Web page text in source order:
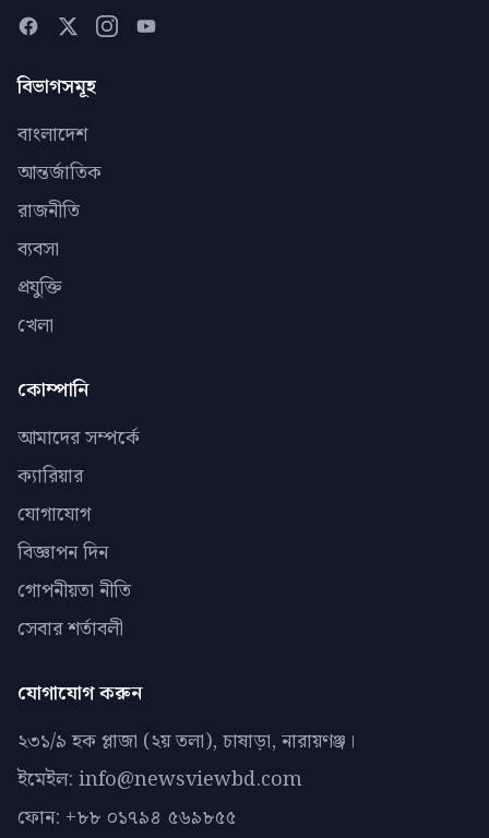
বিভাগসমূহ
বাংলাদেশ
আন্তর্জাতিক
রাজনীতি
ব্যবসা
প্রযুক্তি
খেলা
কোম্পানি
আমাদের সম্পর্কে
ক্যারিয়ার
যোগাযোগ
বিজ্ঞাপন দিন
গোপনীয়তা নীতি
সেবার শর্তাবলী
যোগাযোগ করুন
২৩১/৯ হক প্লাজা (২য় তলা), চাষাড়া, নারায়ণঞ্জ।
ইমেইল: info@newsviewbd.com
ফোন: +৮৮ ০১৭৯৪ ৫৬৯৮৫৫